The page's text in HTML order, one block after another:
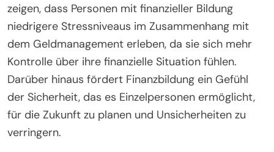
zeigen, dass Personen mit finanzieller Bildung
niedrigere Stressniveaus im Zusammenhang mit
dem Geldmanagement erleben, da sie sich mehr
Kontrolle über ihre finanzielle Situation fühlen.
Darüber hinaus fördert Finanzbildung ein Gefühl
der Sicherheit, das es Einzelpersonen ermöglicht,
für die Zukunft zu planen und Unsicherheiten zu
verringern.